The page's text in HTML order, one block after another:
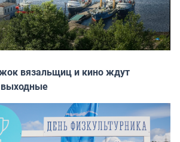
вязальщиц и кино ждут
выходные